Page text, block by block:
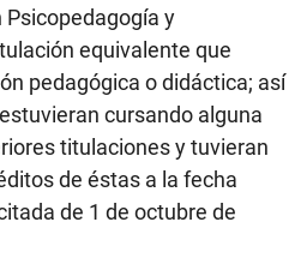
Psicopedagogía y
equivalente que
pedagógica o didáctica; así
cursando alguna
titulaciones y tuvieran
de éstas a la fecha
de 1 de octubre de